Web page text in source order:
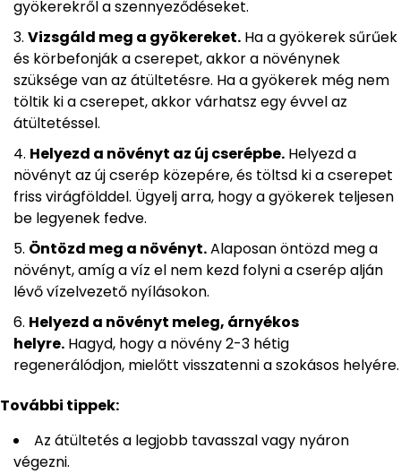
gyökerekről a szennyeződéseket.
Vizsgáld meg a gyökereket. Ha a gyökerek sűrűek
és körbefonják a cserepet, akkor a növénynek
szüksége van az átültetésre. Ha a gyökerek még nem
töltik ki a cserepet, akkor várhatsz egy évvel az
átültetéssel.
Helyezd a növényt az új cserépbe. Helyezd a
növényt az új cserép közepére, és töltsd ki a cserepet
friss virágfölddel. Ügyelj arra, hogy a gyökerek teljesen
be legyenek fedve.
Öntözd meg a növényt.Alaposan öntözd meg a
növényt, amíg a víz el nem kezd folyni a cserép alján
lévő vízelvezető nyílásokon.
Helyezd a növényt meleg, árnyékos
helyre. Hagyd, hogy a növény 2-3 hétig
regenerálódjon, mielőtt visszatenni a szokásos helyére.
További tippek:
Az átültetés a legjobb tavasszal vagy nyáron
végezni.